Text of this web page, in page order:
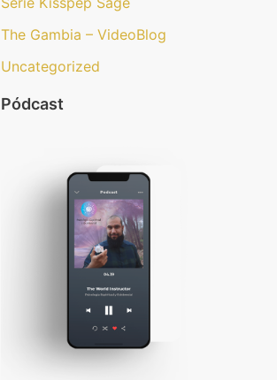
The Gambia – VideoBlog
Uncategorized
Pódcast